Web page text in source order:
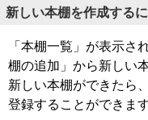
新しい本棚を作成する
「本棚一覧」が表示さ
棚の追加」から新しい
新しい本棚ができたら
登録することができます